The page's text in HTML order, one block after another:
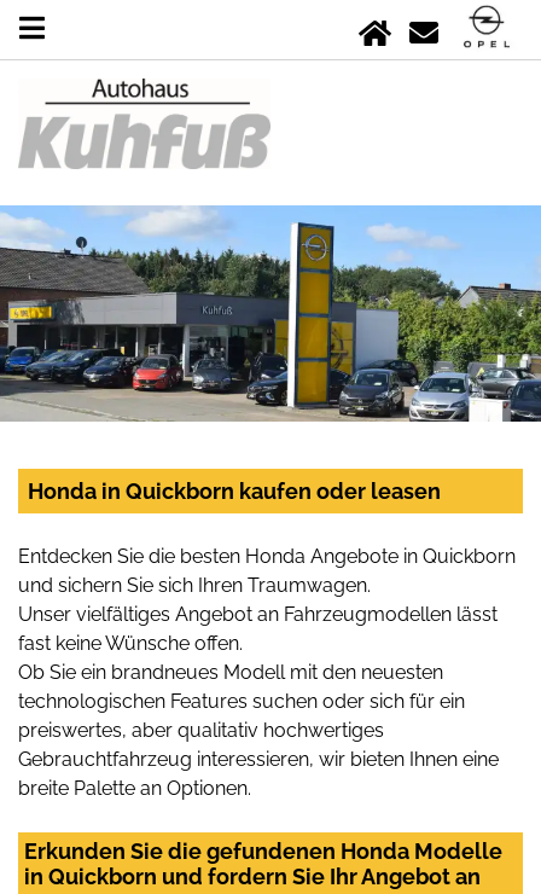
Honda in Quickborn kaufen oder leasen
Entdecken Sie die besten Honda Angebote in Quickborn
und sichern Sie sich Ihren Traumwagen.
Unser vielfältiges Angebot an Fahrzeugmodellen lässt
fast keine Wünsche offen.
Ob Sie ein brandneues Modell mit den neuesten
technologischen Features suchen oder sich für ein
preiswertes, aber qualitativ hochwertiges
Gebrauchtfahrzeug interessieren, wir bieten Ihnen eine
breite Palette an Optionen.
Erkunden Sie die gefundenen Honda Modelle
in Quickborn und fordern Sie Ihr Angebot an